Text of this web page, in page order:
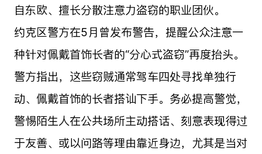
自东欧、擅长分散注意力盗窃的职业团伙。
约克区警方在5月曾发布警告，提醒公众注意一
种针对佩戴首饰长者的“分心式盗窃”再度抬头。
警方指出，这些窃贼通常驾车四处寻找单独行
动、佩戴首饰的长者搭讪下手。务必提高警觉，
警惕陌生人在公共场所主动搭话、刻意表现得过
于友善、或以问路等理由靠近身边，尤其是当对